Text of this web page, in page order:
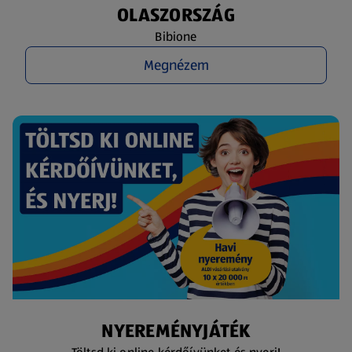
OLASZORSZÁG
Bibione
Megnézem
NYEREMÉNYJÁTÉK